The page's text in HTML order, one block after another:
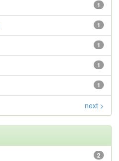
1
1
1
1
1
next >
2